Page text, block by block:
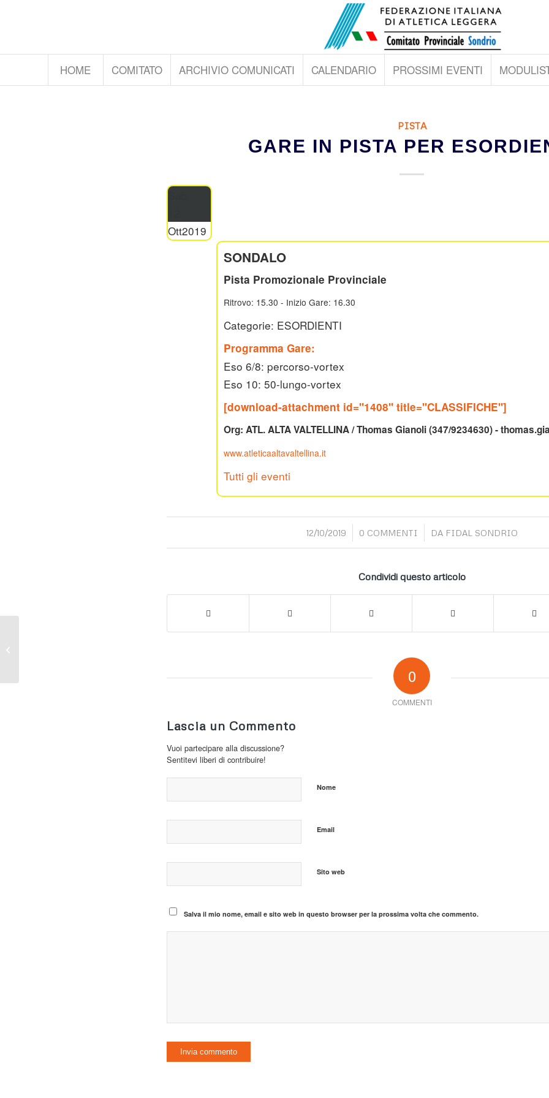
HOME COMITATO ARCHIVIO COMUNICATI CALENDARIO PROSSIMI EVENTI
PISTA
GARE IN PISTA PER
Sab
Ott2019
SONDALO
Pista Promozionale Provinciale
Ritrovo: 15.30 - Inizio Gare: 16.30
Categorie: ESORDIENTI
Programma Gare:
Eso 6/8: percorso-vortex
Eso 10: 50-lungo-vortex
[download-attachment id="1408" title="CLASSIFICHE"]
Org: ATL. ALTA VALTELLINA / Thomas Gianoli (347/9234630) -
www.atleticaaltavaltellina.it
Tutti gli eventi
12/10/2019
/ 0 COMMENTI
/ DA FIDAL SONDRIO
Condividi questo articolo
0
COMMENTI
Lascia un Commento
Vuoi partecipare alla discussione?
Sentitevi liberi di contribuire!
Nome
Email
Sito web
Salva il mio nome, email e sito web in questo browser per la prossima volta che commento.